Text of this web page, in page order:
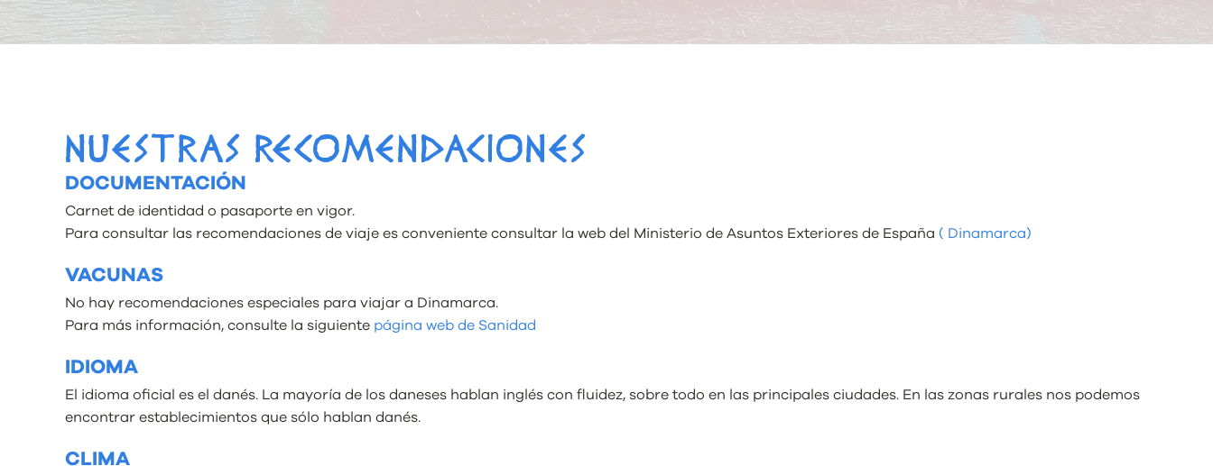
NUESTRAS RECOMENDACIONES
DOCUMENTACIÓN
Carnet de identidad o pasaporte en vigor.
Para consultar las recomendaciones de viaje es conveniente consultar la web del Ministerio de Asuntos Exteriores de España ( Dinamarca)
VACUNAS
No hay recomendaciones especiales para viajar a Dinamarca.
Para más información, consulte la siguiente página web de Sanidad
IDIOMA
El idioma oficial es el danés. La mayoría de los daneses hablan inglés con fluidez, sobre todo en las principales ciudades. En las zonas rurales nos podemos
encontrar establecimientos que sólo hablan danés.
CLIMA